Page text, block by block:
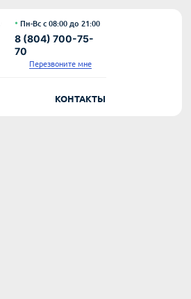
Пн-Вс с 08:00 до 21:00
8 (804) 700-75-
70
Перезвоните мне
КОНТАКТЫ